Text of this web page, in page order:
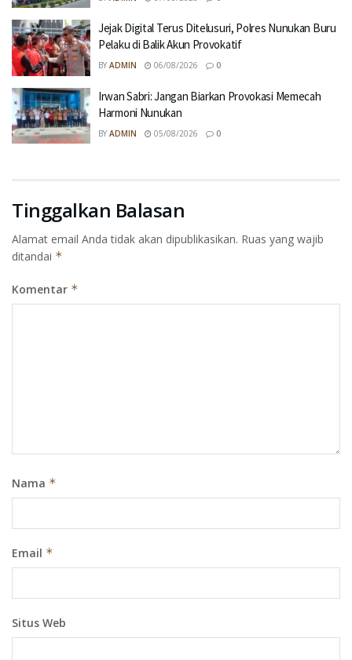
Jejak Digital Terus Ditelusuri, Polres Nunukan Buru
Pelaku di Balik Akun Provokatif
BY ADMIN 06/08/2026 0
Irwan Sabri: Jangan Biarkan Provokasi Memecah
Harmoni Nunukan
BY ADMIN 05/08/2026 0
Tinggalkan Balasan
Alamat email Anda tidak akan dipublikasikan. Ruas yang wajib
ditandai *
Komentar *
Nama *
Email *
Situs Web